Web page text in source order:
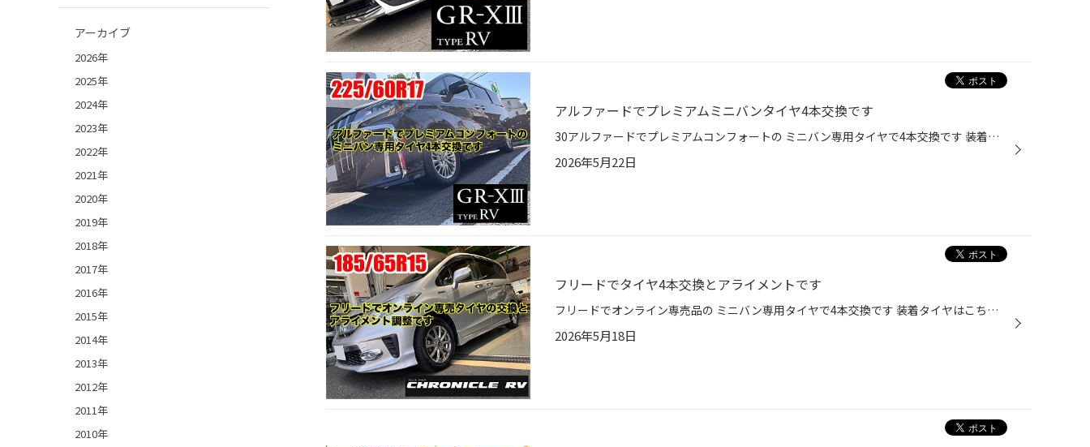
アルファードでプレミアムミニバンタイヤ4本交換です
30アルファードでプレミアムコンフォートの ミニバン専用タイヤで4本交換です 装着タイヤはこちら レグノGR-XIII TYPE RV 225/60R17 今回は乗り心地と静粛性を重視して ミニバン専用レグノをチョイス 新技術ENLITENを搭載した レグノはウエット性能の向上と 全体的なバランスを重視した コンフォー...
2026年5月22日
フリードでタイヤ4本交換とアライメントです
フリードでオンライン専売品の ミニバン専用タイヤで4本交換です 装着タイヤはこちら クロニクルRV 185/65R15 交換後はアライメント調整です 前回交換時も調整させていただきました 交換後のアライメント測定で フロントのトゥに微妙なズレが出てたので 調整いたしました ご来店ありがとうございました
2026年5月18日
アーカイブ
2026年
2025年
2024年
2023年
2022年
2021年
2020年
2019年
2018年
2017年
2016年
2015年
2014年
2013年
2012年
2011年
2010年